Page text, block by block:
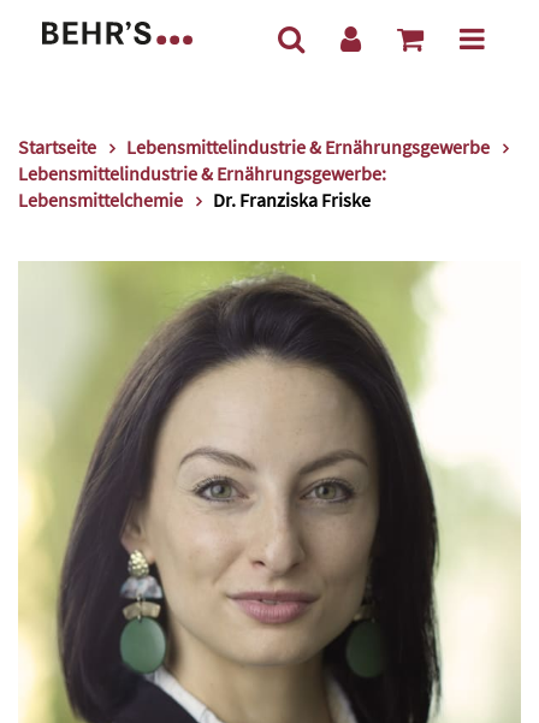
Startseite
Lebensmittelindustrie & Ernährungsgewerbe
Lebensmittelindustrie & Ernährungsgewerbe:
Lebensmittelchemie
Dr. Franziska Friske